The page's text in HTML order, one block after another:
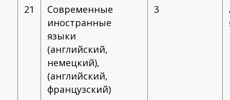
21
Современные
иностранные
языки
(английский,
немецкий),
(английский,
французский)
3